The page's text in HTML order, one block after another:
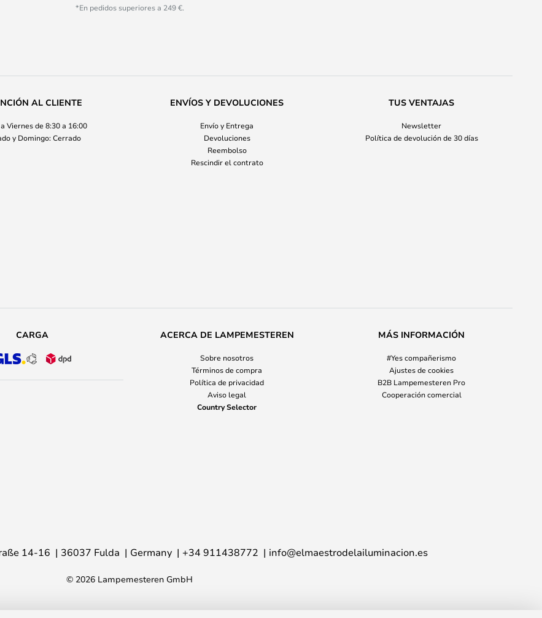
*En pedidos superiores a 249 €.
AL CLIENTE
Viernes de 8:30 a 16:00
y Domingo: Cerrado
ENVÍOS Y DEVOLUCIONES
Envío y Entrega
Devoluciones
Reembolso
Rescindir el contrato
TUS VENTAJAS
Newsletter
Política de devolución de 30 días
CARGA ACERCA DE LAMPEMESTEREN
Sobre nosotros
Términos de compra
Política de privacidad
Aviso legal
Country Selector
MÁS INFORMACIÓN
#Yes compañerismo
Ajustes de cookies
B2B Lampemesteren Pro
Cooperación comercial
14-16 36037 Fulda Germany +34 911438772 info@elmaestrodelailuminacion.es
© 2026 Lampemesteren GmbH